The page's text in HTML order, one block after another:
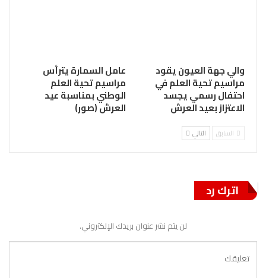
والي جهة العيون يقود
مراسيم تحية العلم في
احتفال رسمي يجسد
الاعتزاز بعيد العرش
عامل السمارة يترأس
مراسيم تحية العلم
الوطني بمناسبة عيد
العرش (صور)
السابق التالي
اترك رد
لن يتم نشر عنوان بريدك الإلكتروني.